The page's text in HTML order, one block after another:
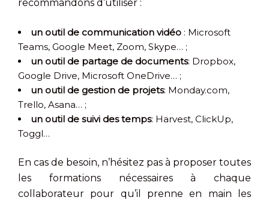
recommandons d’utiliser :
un outil de communication vidéo : Microsoft
Teams, Google Meet, Zoom, Skype… ;
un outil de partage de documents: Dropbox,
Google Drive, Microsoft OneDrive… ;
un outil de gestion de projets: Monday.com,
Trello, Asana… ;
un outil de suivi des temps: Harvest, ClickUp,
Toggl…
En cas de besoin, n’hésitez pas à proposer toutes
les formations nécessaires à chaque
collaborateur pour qu’il prenne en main les